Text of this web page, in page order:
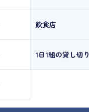
飲食店
1日1組の貸し切り